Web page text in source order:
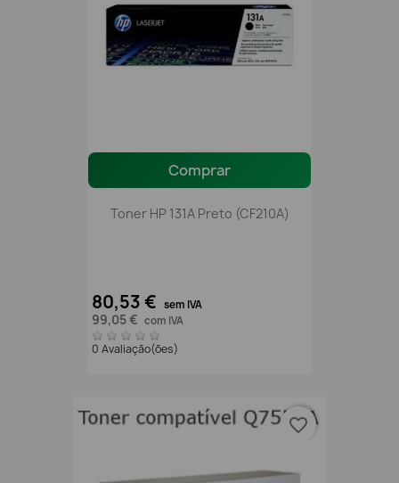
Comprar
Toner HP 131A Preto (CF210A)
80,53 € sem IVA
99,05 € com IVA
0 Avaliação(ões)
favorite_border